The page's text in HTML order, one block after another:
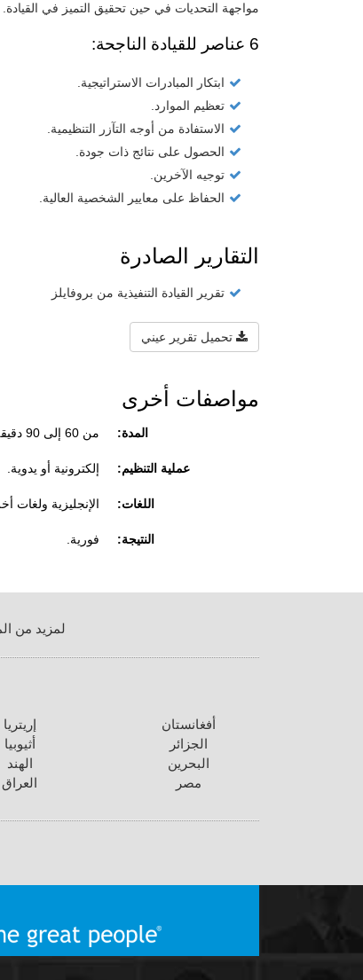
مواجهة التحديات في حين تحقيق التميز في القيادة.
6 عناصر للقيادة الناجحة:
ابتكار المبادرات الاستراتيجية.
تعظيم الموارد.
الاستفادة من أوجه التآزر التنظيمية.
الحصول على نتائج ذات جودة.
توجيه الآخرين.
الحفاظ على معايير الشخصية العالية.
التقارير الصادرة
تقرير القيادة التنفيذية من بروفايلز
تحميل تقرير عيني
مواصفات أخرى
المدة: من 60 إلى 90 دقيقة.
عملية التنظيم: إلكترونية أو يدوية.
اللغات: الإنجليزية ولغات
النتيجة: فورية.
لمزيد من
أفغانستان
الجزائر
البحرين
مصر
إريتريا
أثيوبيا
الهند
العراق